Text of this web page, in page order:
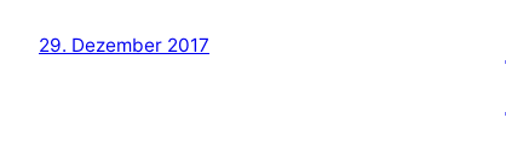
29. Dezember 2017